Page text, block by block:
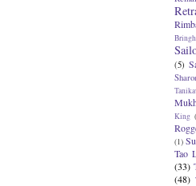
(5)
King
(1)
Tao
(33)
(48)